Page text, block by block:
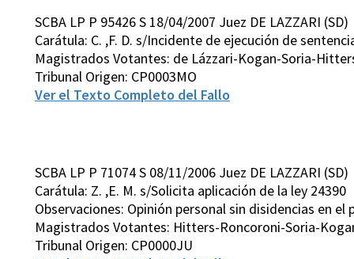
SCBA LP P 95426 S 18/04/2007 Juez DE LAZZARI (SD)
Carátula: C. ,F. D. s/Incidente de ejecución de
Magistrados Votantes: de Lázzari-Kogan-Soria-
Tribunal Origen: CP0003MO
Ver el Texto Completo del Fallo
SCBA LP P 71074 S 08/11/2006 Juez DE LAZZARI (SD)
Carátula: Z. ,E. M. s/Solicita aplicación de la ley 24390
Observaciones: Opinión personal sin disidencias en el
Magistrados Votantes: Hitters-Roncoroni-Soria-
Tribunal Origen: CP0000JU